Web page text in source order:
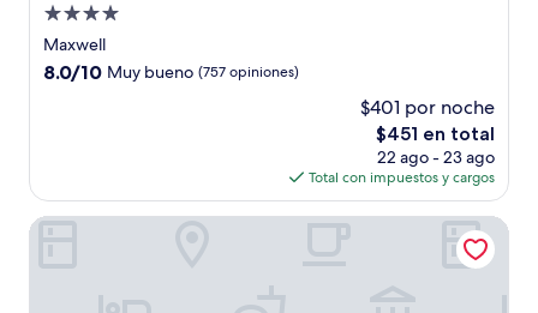
Propiedad
de
4.0
Maxwell
8.0
opiniones)
8.0/10 Muy bueno (757 opiniones)
$401 por noche
El
precio
actual
es
de
$451 en total
22 ago - 23 ago
Total con impuestos y cargos
Pirate's Inn